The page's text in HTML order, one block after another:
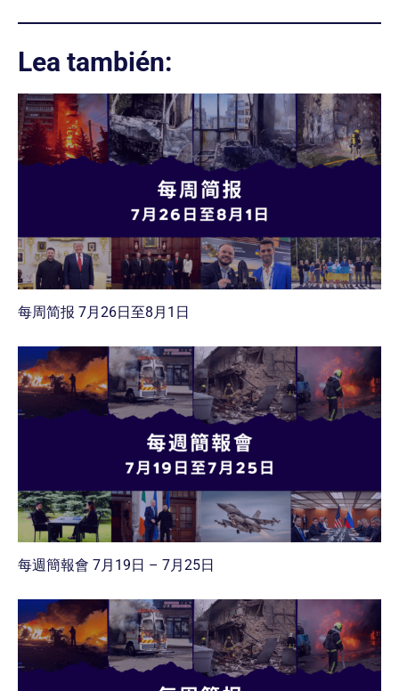
Lea también:
每周简报 7月26日至8月1日
每週簡報會 7月19日 – 7月25日